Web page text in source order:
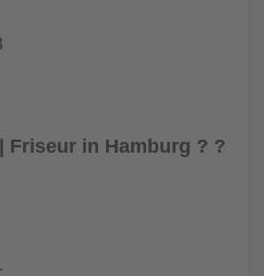
Friseur in Hamburg ? ?